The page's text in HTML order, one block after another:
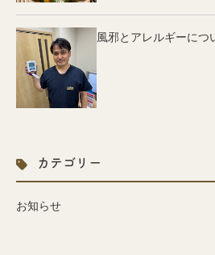
風邪とアレルギーにつ
カテゴリー
お知らせ